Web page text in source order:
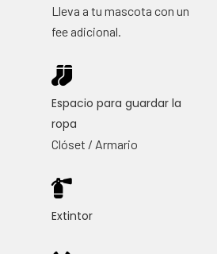
Lleva a tu mascota con un
fee adicional.
Espacio para guardar la
ropa
Clóset / Armario
Extintor